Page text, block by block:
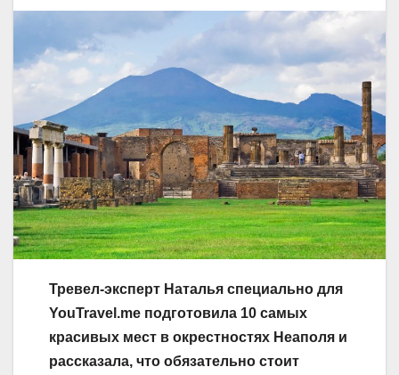
Тревел-эксперт Наталья специально для
YouTravel.me подготовила 10 самых
красивых мест в окрестностях Неаполя и
рассказала, что обязательно стоит